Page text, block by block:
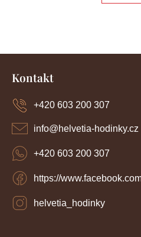
á
ý
k
n
Z
Kontakt
info@helvetia-hodinky.cz
+420 603 200 307
https://
helvetia_hodinky
+420 603 200 307